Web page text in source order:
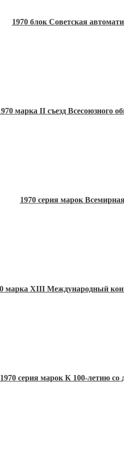
1970 блок Советская
марка II съезд Всесоюзного
1970 серия марок
марка XIII Международный
1970 серия марок К 100-летию